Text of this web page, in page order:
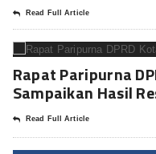
Read Full Article
Rapat Paripurna
Sampaikan Hasil
Read Full Article